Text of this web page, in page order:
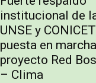
institucional de
UNSE y
puesta en
proyecto Red
– Clima